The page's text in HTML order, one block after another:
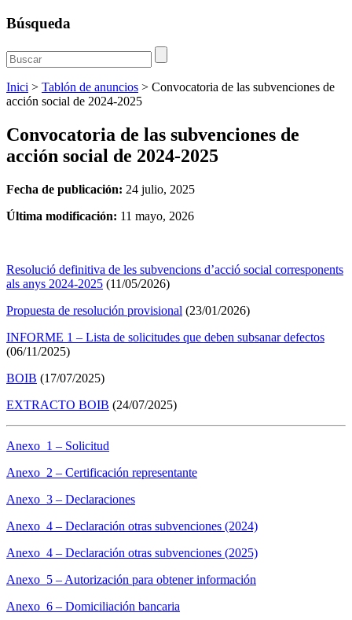
Búsqueda
Inici > Tablón de anuncios > Convocatoria de las subvenciones de
acción social de 2024-2025
Convocatoria de las subvenciones de
acción social de 2024-2025
Fecha de publicación: 24 julio, 2025
Última modificación: 11 mayo, 2026
Resolució definitiva de les subvencions d’acció social corresponents
als anys 2024-2025 (11/05/2026)
Propuesta de resolución provisional (23/01/2026)
INFORME 1 – Lista de solicitudes que deben subsanar defectos
(06/11/2025)
BOIB (17/07/2025)
EXTRACTO BOIB (24/07/2025)
Anexo 1 – Solicitud
Anexo 2 – Certificación representante
Anexo 3 – Declaraciones
Anexo 4 – Declaración otras subvenciones (2024)
Anexo 4 – Declaración otras subvenciones (2025)
Anexo 5 – Autorización para obtener información
Anexo 6 – Domiciliación bancaria